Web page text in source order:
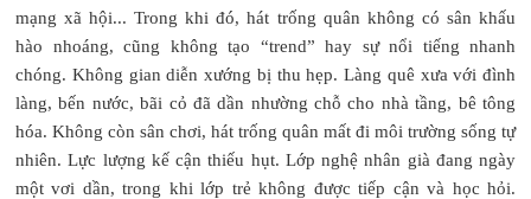
mạng xã hội... Trong khi đó, hát trống quân không có sân khấu
hào nhoáng, cũng không tạo “trend” hay sự nổi tiếng nhanh
chóng. Không gian diễn xướng bị thu hẹp. Làng quê xưa với đình
làng, bến nước, bãi cỏ đã dần nhường chỗ cho nhà tầng, bê tông
hóa. Không còn sân chơi, hát trống quân mất đi môi trường sống tự
nhiên. Lực lượng kế cận thiếu hụt. Lớp nghệ nhân già đang ngày
một vơi dần, trong khi lớp trẻ không được tiếp cận và học hỏi.